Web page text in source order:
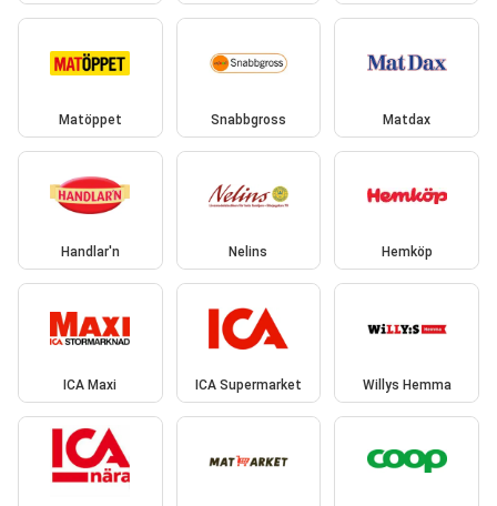
Matöppet Snabbgross Matdax
Handlar'n Nelins Hemköp
ICA Maxi ICA Supermarket Willys Hemma